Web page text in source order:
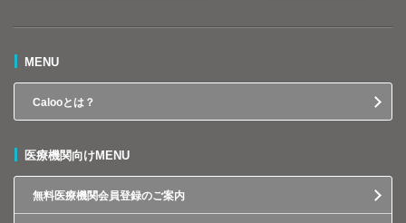
MENU
Calooとは？
医療機関向けMENU
無料医療機関会員登録のご案内